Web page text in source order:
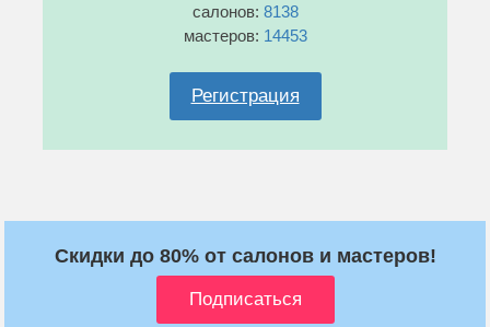
салонов: 8138
мастеров: 14453
Регистрация
Скидки до 80% от салонов и мастеров!